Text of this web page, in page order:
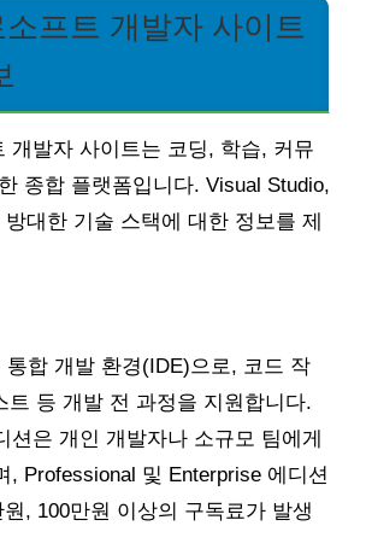
프트 개발자 사이트
개발자 사이트는 코딩, 학습, 커뮤
종합 플랫폼입니다. Visual Studio,
대한 기술 스택에 대한 정보를 제
통합 개발 환경(IDE)으로, 코드 작
트 등 개발 전 과정을 지원합니다.
션은 개인 개발자나 소규모 팀에게
, Professional 및 Enterprise 에디션
, 100만원 이상의 구독료가 발생